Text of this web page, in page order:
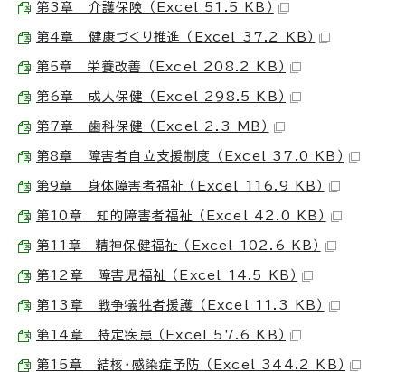
第3章 介護保険 （Excel 51.5 KB）
第4章 健康づくり推進 （Excel 37.2 KB）
第5章 栄養改善 （Excel 208.2 KB）
第6章 成人保健 （Excel 298.5 KB）
第7章 歯科保健 （Excel 2.3 MB）
第8章 障害者自立支援制度 （Excel 37.0 KB）
第9章 身体障害者福祉 （Excel 116.9 KB）
第10章 知的障害者福祉 （Excel 42.0 KB）
第11章 精神保健福祉 （Excel 102.6 KB）
第12章 障害児福祉 （Excel 14.5 KB）
第13章 戦争犠牲者援護 （Excel 11.3 KB）
第14章 特定疾患 （Excel 57.6 KB）
第15章 結核・感染症予防 （Excel 344.2 KB）